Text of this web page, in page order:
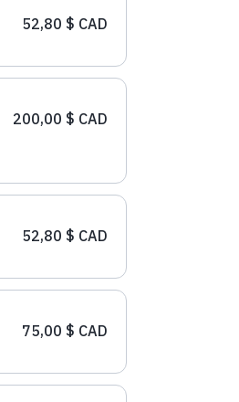
52,80 $ CAD
200,00 $ CAD
52,80 $ CAD
75,00 $ CAD